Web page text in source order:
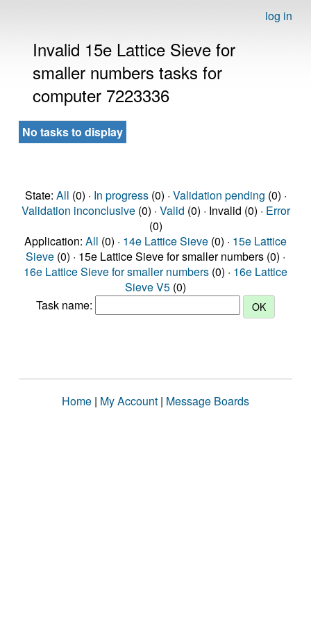
log in
Invalid 15e Lattice Sieve for
smaller numbers tasks for
computer 7223336
No tasks to display
State: All (0) · In progress(0) · Validation pending (0) ·
Validation inconclusive(0) · Valid (0) · Invalid (0) · Error
(0)
Application: All (0) · 14e Lattice Sieve (0) · 15e Lattice
Sieve (0) · 15e Lattice Sieve for smaller numbers (0) ·
16e Lattice Sieve for smaller numbers (0) · 16e Lattice
Sieve V5 (0)
Task name:
Home | My Account | Message Boards